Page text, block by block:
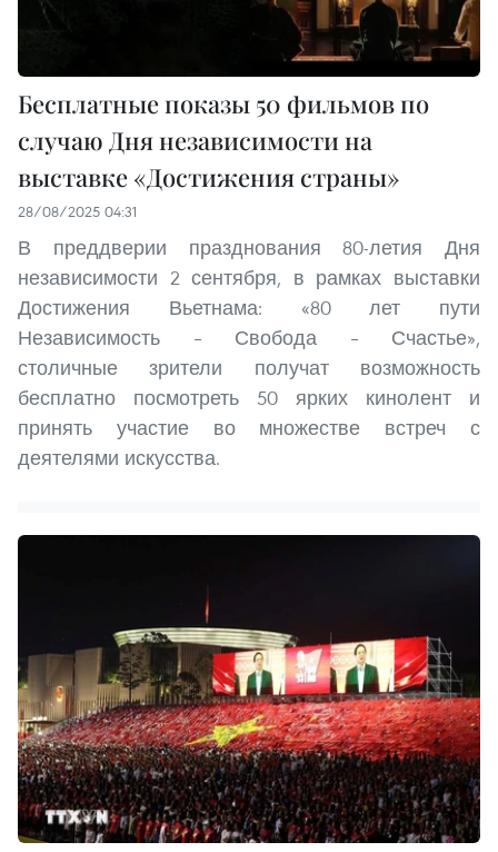
Бесплатные показы 50 фильмов по
случаю Дня независимости на
выставке «Достижения страны»
28/08/2025 04:31
В преддверии празднования 80-летия Дня
независимости 2 сентября, в рамках выставки
Достижения Вьетнама: «80 лет пути
Независимость – Свобода – Счастье»,
столичные зрители получат возможность
бесплатно посмотреть 50 ярких кинолент и
принять участие во множестве встреч с
деятелями искусства.